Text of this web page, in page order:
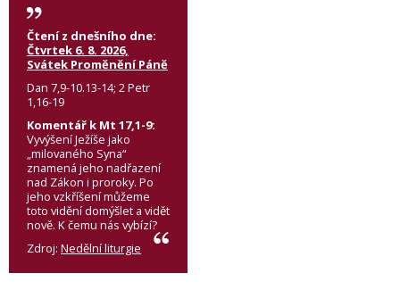
Čtení z dnešního dne:
Čtvrtek 6. 8. 2026,
Svátek Proměnění Páně
Dan 7,9-10.13-14; 2 Petr
1,16-19
Komentář k Mt 17,1-9:
Vyvýšení Ježíše jako
„milovaného Syna“
znamená jeho nadřazení
nad Zákon i proroky. Po
jeho vzkříšení můžeme
toto vidění domýšlet a vidět
nově. K čemu nás vybízí?
Zdroj: Nedělní liturgie